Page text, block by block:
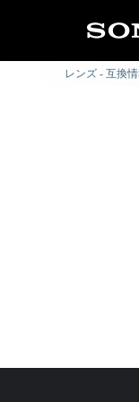
レンズ - 互換